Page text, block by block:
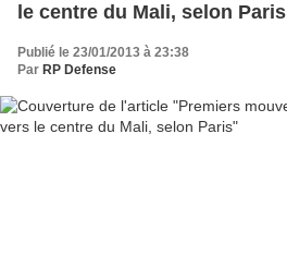
le centre du Mali, selon Paris
Publié le 23/01/2013 à 23:38
Par RP Defense